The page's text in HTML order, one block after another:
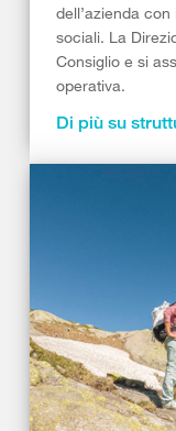
dell’azienda
sociali. La
Consiglio e si
operativa.
Di più su